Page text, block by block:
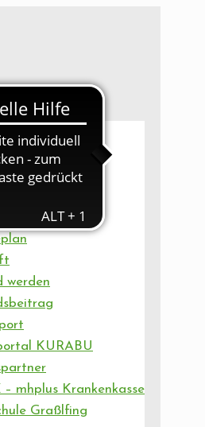
werden
KURABU
– mhplus Krankenkasse
Graßlfing